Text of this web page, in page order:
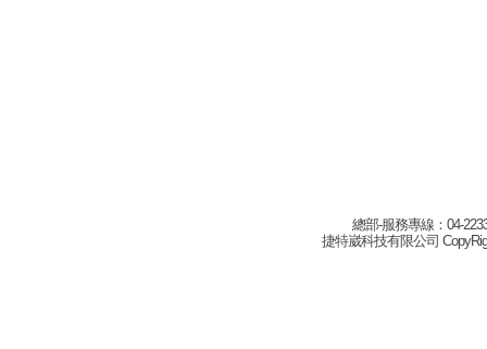
總部-服務專線：04-
捷特崴科技有限公司